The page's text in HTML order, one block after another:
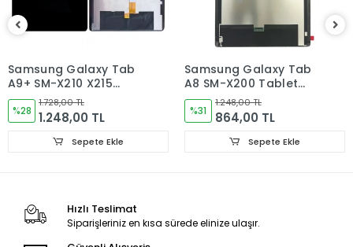
Sorun yoksa Montajına Başlayın Sorumluluk Size aittir.
Montajı yapılmış,yapıştırılmış,kullanılmış ürünlerin iade ve
Ürün Değişimlerinde KARGO bedeli Bize aittir.Ürün
iadelerinde Kargo Bedelleri Müşteriye yansıtılır.
Ürün Değişimler "Garanti ve iade" Kısmını takip ediniz.
Ekran Kalite Durumu
Samsung Galaxy Tab
A9+ SM-X210 X215
X216B Tablet Ekran
Dokunmatik
%28
1.728,00 TL
1.248,00 TL
Sepete Ekle
Samsung Galaxy Tab
A8 SM-X200 Tablet
Ekran
%31
1.248,00 TL
864,00 TL
Sepete Ekle
Hızlı Teslimat
Siparişleriniz en kısa sürede elinize ulaşır.